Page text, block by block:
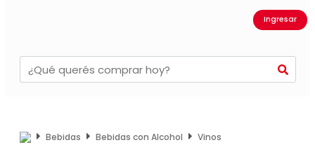
Ingresar
Bebidas Bebidas con Alcohol Vinos